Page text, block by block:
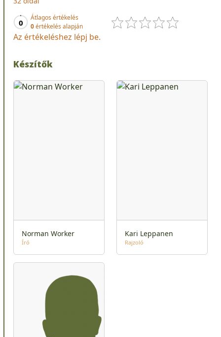
0
Átlagos értékelés
0értékelés alapján
Az értékeléshez lépj be.
Készítők
Norman Worker
Író
Kari Leppanen
Rajzoló